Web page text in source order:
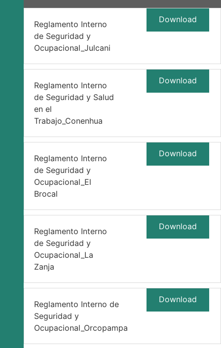
Reglamento Interno
de Seguridad y
Ocupacional_Julcani
Download
Reglamento Interno
de Seguridad y Salud
en el
Trabajo_Conenhua
Download
Reglamento Interno
de Seguridad y
Ocupacional_El
Brocal
Download
Reglamento Interno
de Seguridad y
Ocupacional_La
Zanja
Download
Reglamento Interno de
Seguridad y
Ocupacional_Orcopampa
Download